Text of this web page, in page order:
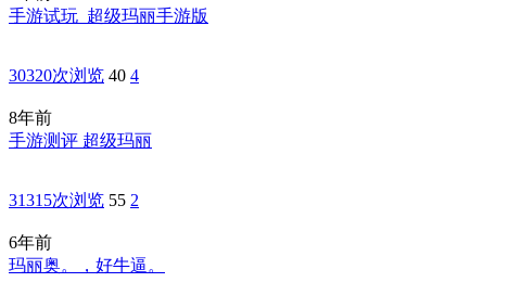
手游试玩_超级玛丽手游版
30320次浏览 40 4
8年前
手游测评 超级玛丽
31315次浏览 55 2
6年前
玛丽奥。，好牛逼。